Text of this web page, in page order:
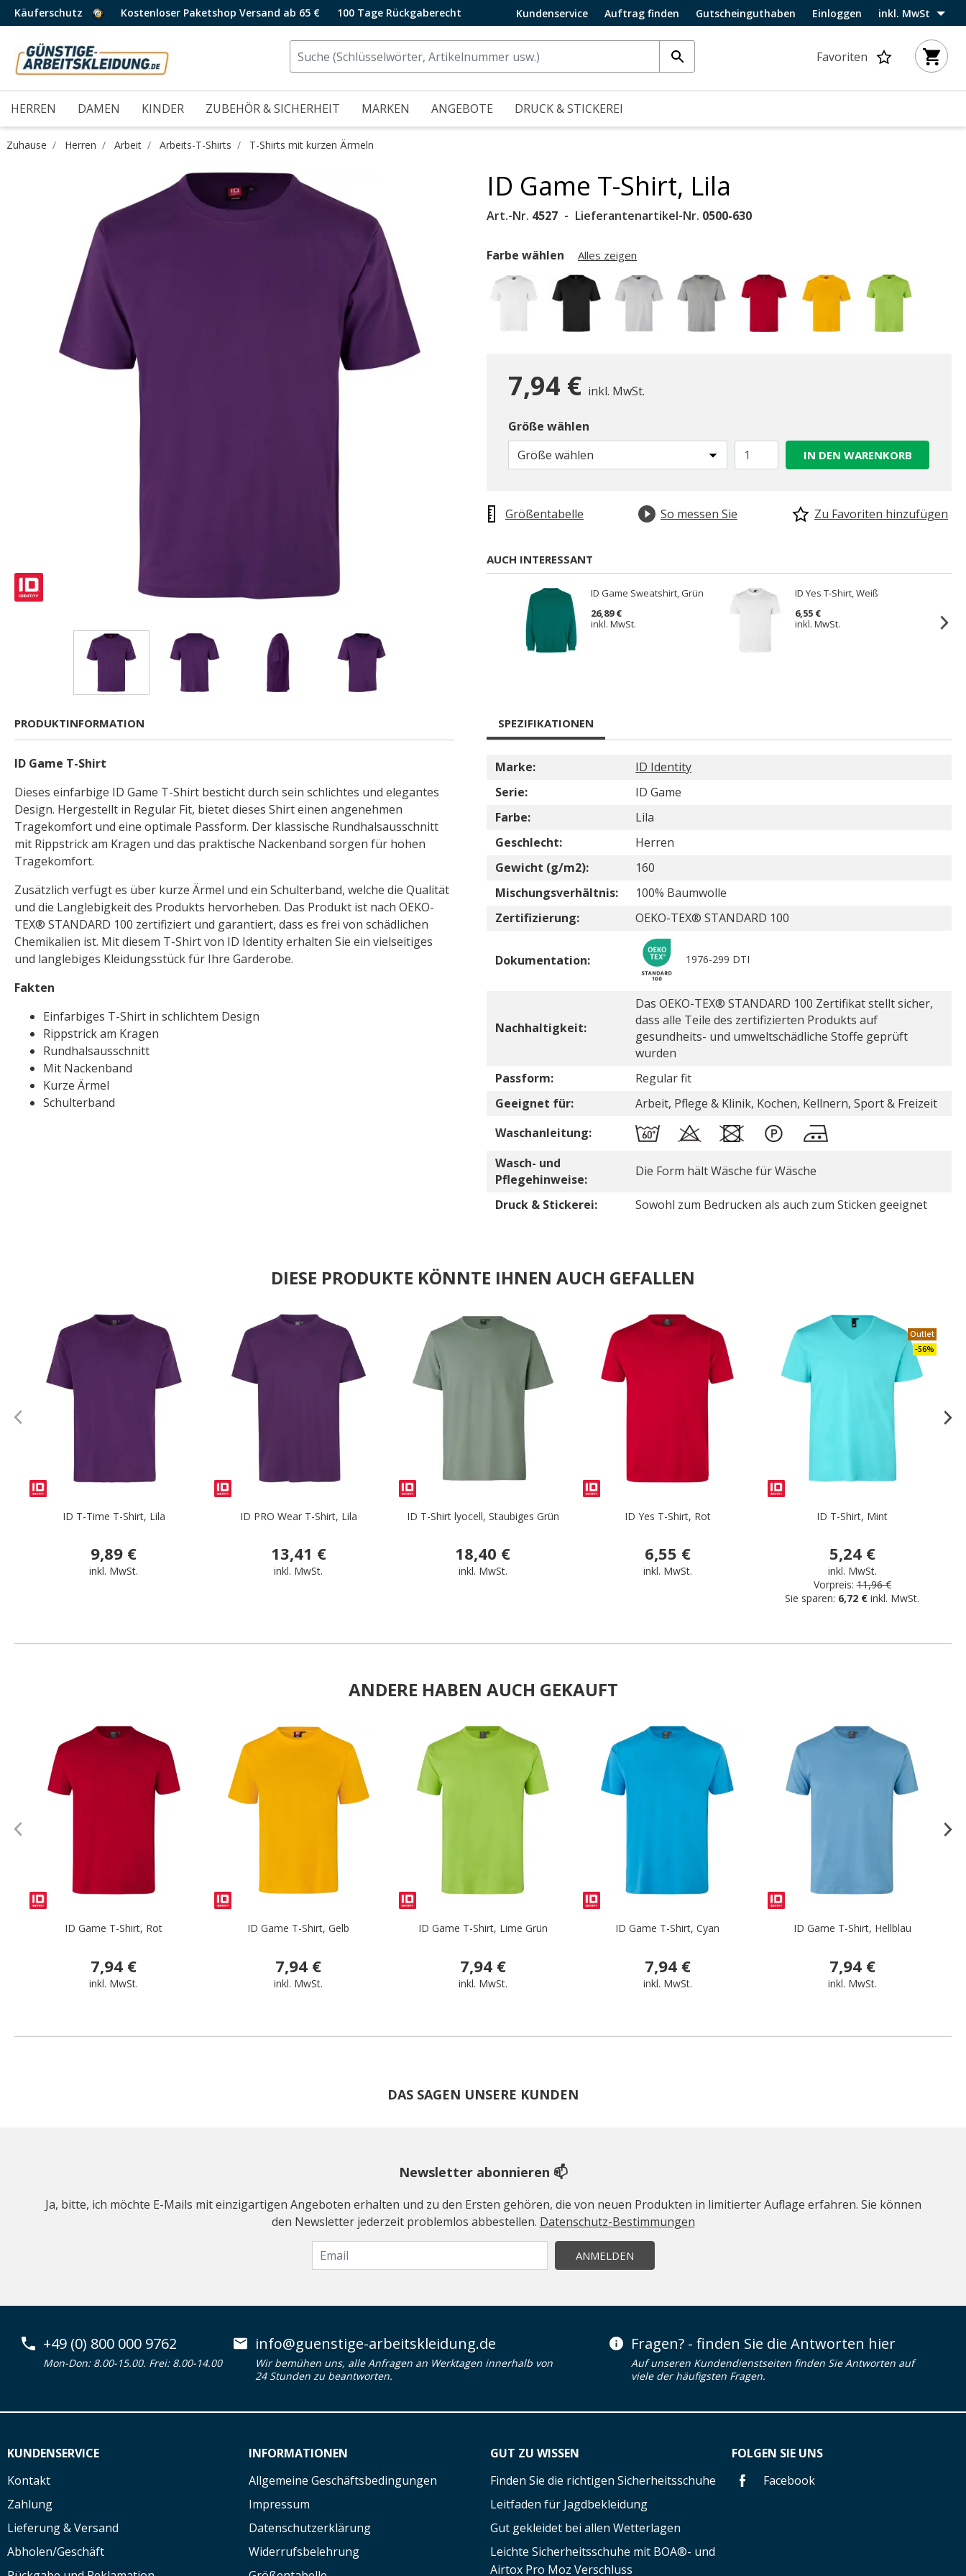
Käuferschutz Kostenloser Paketshop Versand ab 65 € 100 Tage Rückgaberecht Kundenservice Auftrag finden Gutscheinguthaben Einloggen inkl. MwSt
Favoriten
HERREN DAMEN KINDER ZUBEHÖR & SICHERHEIT MARKEN ANGEBOTE DRUCK & STICKEREI
Zuhause Herren Arbeit Arbeits-T-Shirts T-Shirts mit kurzen Ärmeln
ID Game T-Shirt, Lila
Art.-Nr. 4527 Lieferantenartikel-Nr. 0500-630
Farbe wählen Alles zeigen
gewählt
7,94 € inkl. MwSt.
Größe wählen
Größe wählen
IN DEN WARENKORB
Größentabelle So messen Sie Zu Favoriten hinzufügen
AUCH INTERESSANT
ID Game Sweatshirt, Grün
26,89 €
inkl. MwSt.
ID Yes T-Shirt, Weiß
6,55 €
inkl. MwSt.
PRODUKTINFORMATION
ID Game T-Shirt
Dieses einfarbige ID Game T-Shirt besticht durch sein schlichtes und elegantes
Design. Hergestellt in Regular Fit, bietet dieses Shirt einen angenehmen
Tragekomfort und eine optimale Passform. Der klassische Rundhalsausschnitt
mit Rippstrick am Kragen und das praktische Nackenband sorgen für hohen
Tragekomfort.
Zusätzlich verfügt es über kurze Ärmel und ein Schulterband, welche die Qualität
und die Langlebigkeit des Produkts hervorheben. Das Produkt ist nach OEKO-
TEX® STANDARD 100 zertifiziert und garantiert, dass es frei von schädlichen
Chemikalien ist. Mit diesem T-Shirt von ID Identity erhalten Sie ein vielseitiges
und langlebiges Kleidungsstück für Ihre Garderobe.
Fakten
Einfarbiges T-Shirt in schlichtem Design
Rippstrick am Kragen
Rundhalsausschnitt
Mit Nackenband
Kurze Ärmel
Schulterband
SPEZIFIKATIONEN
Marke:
ID Identity
Serie:
ID Game
Farbe:
Lila
Geschlecht:
Herren
Gewicht (g/m2):
160
Mischungsverhältnis:
100% Baumwolle
Zertifizierung:
OEKO-TEX® STANDARD 100
Dokumentation: 1976-299 DTI
Nachhaltigkeit:
Das OEKO-TEX® STANDARD 100 Zertifikat stellt sicher,
dass alle Teile des zertifizierten Produkts auf
gesundheits- und umweltschädliche Stoffe geprüft
wurden
Passform:
Regular fit
Geeignet für:
Arbeit, Pflege & Klinik, Kochen, Kellnern, Sport & Freizeit
Waschanleitung:
Wasch- und
Pflegehinweise:
Die Form hält Wäsche für Wäsche
Druck & Stickerei: Sowohl zum Bedrucken als auch zum Sticken geeignet
DIESE PRODUKTE KÖNNTE IHNEN AUCH GEFALLEN
ID T-Time T-Shirt, Lila
9,89 €
inkl. MwSt.
ID PRO Wear T-Shirt, Lila
13,41 €
inkl. MwSt.
ID T-Shirt lyocell, Staubiges Grün
18,40 €
inkl. MwSt.
ID Yes T-Shirt, Rot
6,55 €
inkl. MwSt.
Outlet
-56%
ID T-Shirt, Mint
5,24 €
inkl. MwSt.
Vorpreis: 11,96 €
Sie sparen: 6,72 € inkl. MwSt.
ANDERE HABEN AUCH GEKAUFT
ID Game T-Shirt, Rot
7,94 €
inkl. MwSt.
ID Game T-Shirt, Gelb
7,94 €
inkl. MwSt.
ID Game T-Shirt, Lime Grün
7,94 €
inkl. MwSt.
ID Game T-Shirt, Cyan
7,94 €
inkl. MwSt.
ID Game T-Shirt, Hellblau
7,94 €
inkl. MwSt.
DAS SAGEN UNSERE KUNDEN
Newsletter abonnieren 📫
Ja, bitte, ich möchte E-Mails mit einzigartigen Angeboten erhalten und zu den Ersten gehören, die von neuen Produkten in limitierter Auflage erfahren. Sie können
den Newsletter jederzeit problemlos abbestellen. Datenschutz-Bestimmungen
ANMELDEN
+49 (0) 800 000 9762
Mon-Don: 8.00-15.00. Frei: 8.00-14.00
info@guenstige-arbeitskleidung.de
Wir bemühen uns, alle Anfragen an Werktagen innerhalb von
24 Stunden zu beantworten.
Fragen? - finden Sie die Antworten hier
Auf unseren Kundendienstseiten finden Sie Antworten auf
viele der häufigsten Fragen.
KUNDENSERVICE
Kontakt
Zahlung
Lieferung & Versand
Abholen/Geschäft
INFORMATIONEN
Allgemeine Geschäftsbedingungen
Impressum
Datenschutzerklärung
Widerrufsbelehrung
GUT ZU WISSEN
Finden Sie die richtigen Sicherheitsschuhe
Leitfaden für Jagdbekleidung
Gut gekleidet bei allen Wetterlagen
Leichte Sicherheitsschuhe mit BOA®- und
Airtox Pro Moz Verschluss
FOLGEN SIE UNS
Facebook